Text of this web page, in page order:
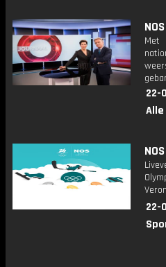
Met
22-
22-